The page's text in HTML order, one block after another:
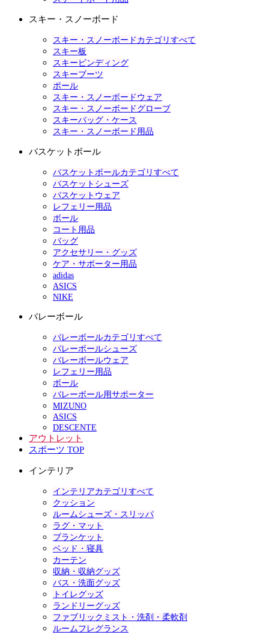
スキー・スノーボード
スキー・スノーボードカテゴリすべて
スキー板
スキービンディング
スキーブーツ
ポール
スキー・スノーボードウェア
スキー・スノーボードグローブ
スキーバッグ・ケース
スキー・スノーボード用品
バスケットボール
バスケットボールカテゴリすべて
バスケットシューズ
バスケットウェア
レフェリー用品
ボール
コート用品
バッグ
アクセサリー・グッズ
ケア・サポーター用品
adidas
ASICS
NIKE
バレーボール
バレーボールカテゴリすべて
バレーボールシューズ
バレーボールウェア
レフェリー用品
ボール
バレーボール用サポーター
MIZUNO
ASICS
DESCENTE
アウトレット
スポーツ TOP
インテリア
インテリアカテゴリすべて
クッション
ルームシューズ・スリッパ
ラグ・マット
ブランケット
ベッド・寝具
カーテン
収納・収納グッズ
バス・洗面グッズ
トイレグッズ
ランドリーグッズ
ファブリックミスト・洗剤・柔軟剤
ルームフレグランス